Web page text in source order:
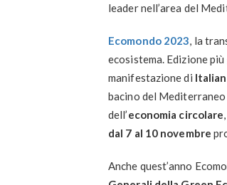
leader nell’area del
Ecomondo 2023, la
ecosistema. Edizione
manifestazione di
bacino del
dell’economia circolare
dal 7 al 10 novembre
Anche quest’anno